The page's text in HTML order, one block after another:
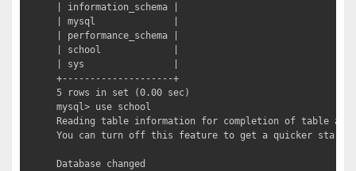
| information_schema |
| mysql              |
| performance_schema |
| school             |
| sys                |
+--------------------+
5 rows in set (0.00 sec)
mysql> use school
Reading table information for completion of table and
You can turn off this feature to get a quicker
Database changed